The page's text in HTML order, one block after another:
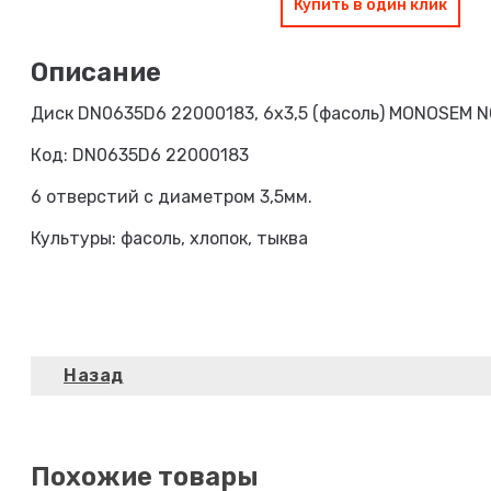
Купить в один клик
Диск DN0635D6 22000183, 6х3,5 (фасоль) MONOSEM
Код: DN0635D6 22000183
6 отверстий с диаметром 3,5мм.
Культуры: фасоль, хлопок, тыква
Похожие товары